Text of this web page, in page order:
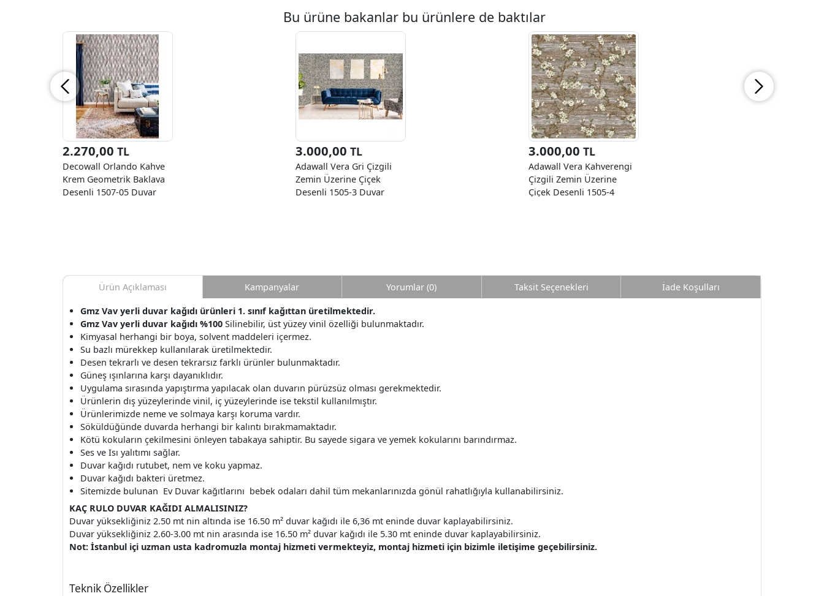
Bu ürüne bakanlar bu ürünlere de baktılar
2.270,00 TL
Decowall Orlando Kahve
Krem Geometrik Baklava
Desenli 1507-05 Duvar
3.000,00 TL
Adawall Vera Gri Çizgili
Zemin Üzerine Çiçek
Desenli 1505-3 Duvar
3.000,00 TL
Adawall Vera Kahverengi
Çizgili Zemin Üzerine
Çiçek Desenli 1505-4
Ürün Açıklaması
Gmz Vav yerli duvar kağıdı ürünleri 1. sınıf kağıttan üretilmektedir.
Gmz Vav yerli duvar kağıdı %100 Silinebilir, üst yüzey vinil özelliği bulunmaktadır.
Kimyasal herhangi bir boya, solvent maddeleri içermez.
Su bazlı mürekkep kullanılarak üretilmektedir.
Desen tekrarlı ve desen tekrarsız farklı ürünler bulunmaktadır.
Güneş ışınlarına karşı dayanıklıdır.
Uygulama sırasında yapıştırma yapılacak olan duvarın pürüzsüz olması gerekmektedir.
Ürünlerin dış yüzeylerinde vinil, iç yüzeylerinde ise tekstil kullanılmıştır.
Ürünlerimizde neme ve solmaya karşı koruma vardır.
Söküldüğünde duvarda herhangi bir kalıntı bırakmamaktadır.
Kötü kokuların çekilmesini önleyen tabakaya sahiptir. Bu sayede sigara ve yemek kokularını barındırmaz.
Ses ve Isı yalıtımı sağlar.
Duvar kağıdı rutubet, nem ve koku yapmaz.
Duvar kağıdı bakteri üretmez.
Sitemizde bulunan Ev Duvar kağıtlarını bebek odaları dahil tüm mekanlarınızda gönül rahatlığıyla kullanabilirsiniz.
KAÇ RULO DUVAR KAĞIDI ALMALISINIZ?
Duvar yüksekliğiniz 2.50 mt nin altında ise 16.50 m² duvar kağıdı ile 6,36 mt eninde duvar kaplayabilirsiniz.
Duvar yüksekliğiniz 2.60-3.00 mt nin arasında ise 16.50 m² duvar kağıdı ile 5.30 mt eninde duvar kaplayabilirsiniz.
Not: İstanbul içi uzman usta kadromuzla montaj hizmeti vermekteyiz, montaj hizmeti için bizimle iletişime geçebilirsiniz.
Teknik Özellikler
Kampanyalar Yorumlar (0) Taksit Seçenekleri İade Koşulları